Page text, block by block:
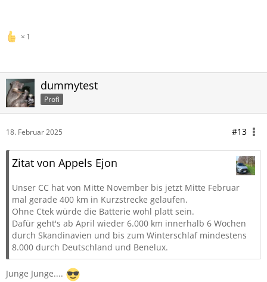
1
dummytest
Profi
18. Februar 2025 #13
Zitat von Appels Ejon
Unser CC hat von Mitte November bis jetzt Mitte Februar
mal gerade 400 km in Kurzstrecke gelaufen.
Ohne Ctek würde die Batterie wohl platt sein.
Dafür geht's ab April wieder 6.000 km innerhalb 6 Wochen
durch Skandinavien und bis zum Winterschlaf mindestens
8.000 durch Deutschland und Benelux.
Junge Junge....